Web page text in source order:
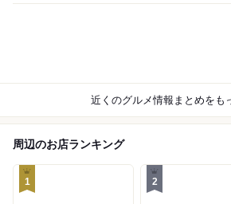
近くのグルメ情報まとめをも
周辺のお店ランキング
1 2